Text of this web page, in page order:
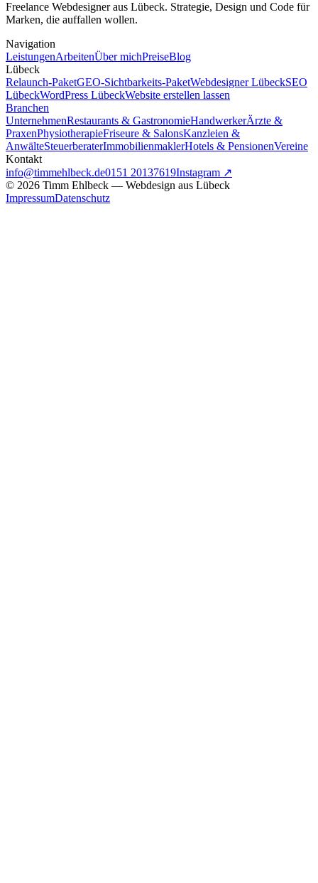
Freelance Webdesigner aus Lübeck. Strategie, Design und Code für
Marken, die auffallen wollen.
Navigation
LeistungenArbeitenÜber michPreiseBlog
Lübeck
Relaunch-PaketGEO-Sichtbarkeits-PaketWebdesigner LübeckSEO
LübeckWordPress LübeckWebsite erstellen lassen
Branchen
UnternehmenRestaurants & GastronomieHandwerkerÄrzte &
PraxenPhysiotherapieFriseure & SalonsKanzleien &
AnwälteSteuerberaterImmobilienmaklerHotels & PensionenVereine
Kontakt
info@timmehlbeck.de0151 20137619Instagram ↗
© 2026 Timm Ehlbeck — Webdesign aus Lübeck
ImpressumDatenschutz